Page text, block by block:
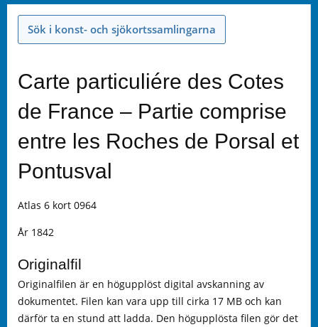
Sök i konst- och sjökortssamlingarna
Carte particuliére des Cotes
de France – Partie comprise
entre les Roches de Porsal et
Pontusval
Atlas 6 kort 0964
År 1842
Originalfil
Originalfilen är en högupplöst digital avskanning av
dokumentet. Filen kan vara upp till cirka 17 MB och kan
därför ta en stund att ladda. Den högupplösta filen gör det